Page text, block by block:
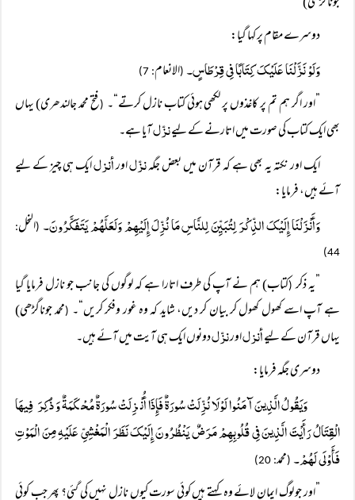
دوسرے مقام پر کہا گیا:
وَلَوْ نَزَّلْنَا عَلَیْکَ کِتَابًا فِی قِرْطَاسٍ۔ (الانعام: 7)
”اور اگر ہم تم پر کاغذوں پر لکھی ہوئی کتاب نازل کرتے“۔ (فتح محمد جالندھری) یہاں
بھی ایک کتاب کی صورت میں اتارنے کے لیےنزّلآیا ہے۔
ایک اور نکتہ یہ بھی ہے کہ قرآن میں بعض جگہنزّلاورأنزلایک ہی چیز کے لیے
آئے ہیں، فرمایا:
وَأَنْزَلْنَا إِلَیْکَ الذِّکْرَ لِتُبَیِّنَ لِلنَّاسِ مَا نُزِّلَ إِلَیْہِمْ وَلَعَلَّہُمْ یَتَفَکَّرُونَ۔ (النحل:
44)
”یہ ذکر(کتاب) ہم نے آپ کی طرف اتارا ہے کہ لوگوں کی جانب جو نازل فرمایا گیا
ہے آپ اسے کھول کھول کر بیان کر دیں، شاید کہ وہ غور وفکر کریں“۔ (محمد جوناگڑھی)
یہاں قرآن کے لیےأنزلاورنزّلدونوں ایک ہی آیت میں آئے ہیں۔
دوسری جگہ فرمایا:
وَیَقُولُ الَّذِینَ آمَنُوا لَوْلَا نُزِّلَتْ سُورَةٌ فَإِذَا أُنْزِلَتْ سُورَةٌ مُحْکَمَةٌ وَذُکِرَ فِیہَا
الْقِتَالُ رَأَیْتَ الَّذِینَ فِی قُلُوبِہِمْ مَرَضٌ یَنْظُرُونَ إِلَیْکَ نَظَرَ الْمَغْشِیِّ عَلَیْہِ مِنَ الْمَوْتِ
فَأَوْلَی لَہُمْ۔ (محمد: 20)
”اور جو لوگ ایمان لائے وہ کہتے ہیں کوئی سورت کیوں نازل نہیں کی گئی؟ پھر جب کوئی